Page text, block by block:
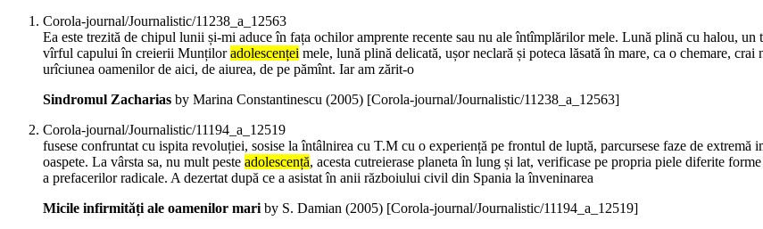
Corola-journal/Journalistic/11238_a_12563
Ea este trezită de chipul lunii și-mi aduce în fața ochilor amprente recente sau nu ale întîmplărilor mele. Lună plină cu halou,
vîrful capului în creierii Munțiloradolescenței mele, lună plină delicată, ușor neclară și poteca lăsată în mare, ca o chemare,
urîciunea oamenilor de aici, de aiurea, de pe pămînt. Iar am zărit-o
Sindromul Zacharias by Marina Constantinescu (2005) [Corola-journal/Journalistic/11238_a_12563]
Corola-journal/Journalistic/11194_a_12519
fusese confruntat cu ispita revoluției, sosise la întâlnirea cu T.M cu o experiență pe frontul de luptă, parcursese faze de
oaspete. La vârsta sa, nu mult peste adolescență, acesta cutreierase planeta în lung și lat, verificase pe propria piele diferite
a prefacerilor radicale. A dezertat după ce a asistat în anii războiului civil din Spania la înveninarea
Micile infirmități ale oamenilor mariby S. Damian (2005) [Corola-journal/Journalistic/11194_a_12519]